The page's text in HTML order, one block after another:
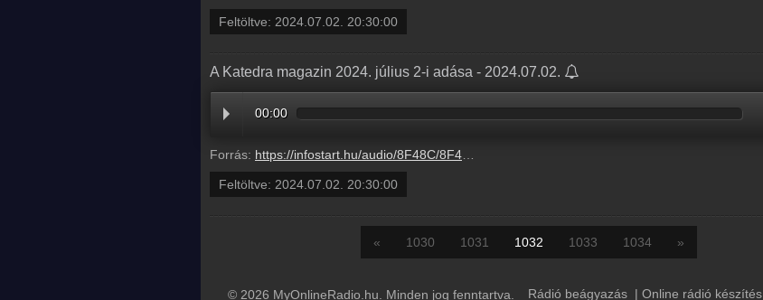
Feltöltve: 2024.07.02. 20:30:00
A Katedra magazin 2024. július 2-i adása - 2024.07.02.
00:00
Forrás: https://infostart.hu/audio/8F48C/8F48C79B.mp3
Feltöltve: 2024.07.02. 20:30:00
« 1030 1031 1032 1033 1034 »
© 2026 MyOnlineRadio.hu. Minden jog fenntartva. Rádió beágyazás | Online rádió készítés